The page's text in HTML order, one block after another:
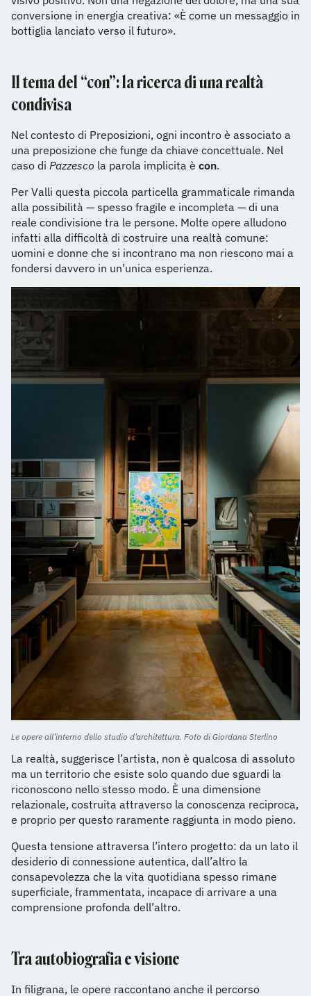
conversione in energia creativa: «È come un messaggio in
bottiglia lanciato verso il futuro».
Il tema del “con”: la ricerca di una realtà
condivisa
Nel contesto di Preposizioni, ogni incontro è associato a
una preposizione che funge da chiave concettuale. Nel
caso di Pazzesco la parola implicita è con.
Per Valli questa piccola particella grammaticale rimanda
alla possibilità — spesso fragile e incompleta — di una
reale condivisione tra le persone. Molte opere alludono
infatti alla difficoltà di costruire una realtà comune:
uomini e donne che si incontrano ma non riescono mai a
fondersi davvero in un’unica esperienza.
Le opere all’interno dello studio d’architettura. Foto di Giordana Sterlino
La realtà, suggerisce l’artista, non è qualcosa di assoluto
ma un territorio che esiste solo quando due sguardi la
riconoscono nello stesso modo. È una dimensione
relazionale, costruita attraverso la conoscenza reciproca,
e proprio per questo raramente raggiunta in modo pieno.
Questa tensione attraversa l’intero progetto: da un lato il
desiderio di connessione autentica, dall’altro la
consapevolezza che la vita quotidiana spesso rimane
superficiale, frammentata, incapace di arrivare a una
comprensione profonda dell’altro.
Tra autobiografia e visione
In filigrana, le opere raccontano anche il percorso